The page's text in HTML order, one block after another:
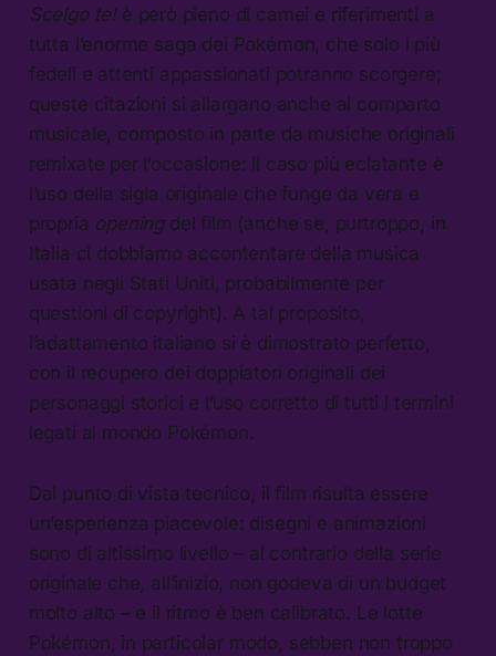
Scelgo te! è però pieno di camei e riferimenti a
tutta l’enorme saga dei Pokémon, che solo i più
fedeli e attenti appassionati potranno scorgere;
queste citazioni si allargano anche al comparto
musicale, composto in parte da musiche originali
remixate per l’occasione: il caso più eclatante è
l’uso della sigla originale che funge da vera e
propria opening del film (anche se, purtroppo, in
Italia ci dobbiamo accontentare della musica
usata negli Stati Uniti, probabilmente per
questioni di copyright). A tal proposito,
l’adattamento italiano si è dimostrato perfetto,
con il recupero dei doppiatori originali dei
personaggi storici e l’uso corretto di tutti i termini
legati al mondo Pokémon.
Dal punto di vista tecnico, il film risulta essere
un’esperienza piacevole: disegni e animazioni
sono di altissimo livello – al contrario della serie
originale che, all’inizio, non godeva di un budget
molto alto – e il ritmo è ben calibrato. Le lotte
Pokémon, in particolar modo, sebben non troppo